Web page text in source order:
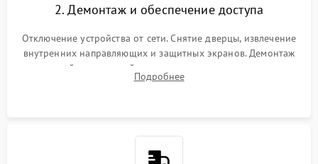
2. Демонтаж и обеспечение доступа
Отключение устройства от сети. Снятие дверцы, извлечение
внутренних направляющих и защитных экранов. Демонтаж
задней или верхней панели для прямого доступа к
нагревательным элементам, плате и вентиляторам.
Подробнее